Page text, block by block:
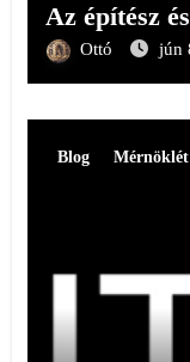
Az építész
Ottó jún
Blog Mérnöklét